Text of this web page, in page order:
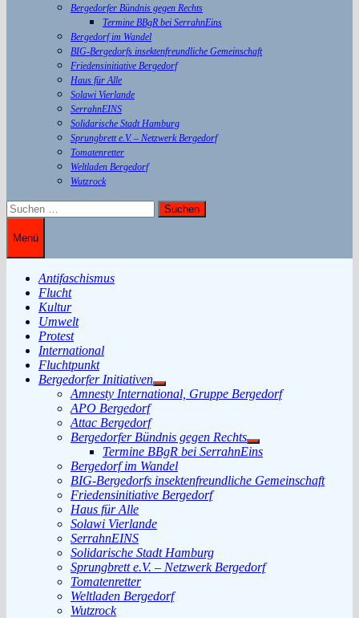
Bergedorfer Bündnis gegen Rechts
Termine BBgR bei SerrahnEins
Bergedorf im Wandel
BIG-Bergedorfs insektenfreundliche Gemeinschaft
Friedensinitiative Bergedorf
Haus für Alle
Solawi Vierlande
SerrahnEINS
Solidarische Stadt Hamburg
Sprungbrett e.V. – Netzwerk Bergedorf
Tomatenretter
Weltladen Bergedorf
Wutzrock
Suchen
nach:
Menü
Antifaschismus
Flucht
Kultur
Umwelt
Protest
International
Fluchtpunkt
Bergedorfer Initiativen
Untermenü
anzeigen
Amnesty International, Gruppe Bergedorf
APO Bergedorf
Attac Bergedorf
Bergedorfer Bündnis gegen Rechts
Untermenü
anzeigen
Termine BBgR bei SerrahnEins
Bergedorf im Wandel
BIG-Bergedorfs insektenfreundliche Gemeinschaft
Friedensinitiative Bergedorf
Haus für Alle
Solawi Vierlande
SerrahnEINS
Solidarische Stadt Hamburg
Sprungbrett e.V. – Netzwerk Bergedorf
Tomatenretter
Weltladen Bergedorf
Wutzrock